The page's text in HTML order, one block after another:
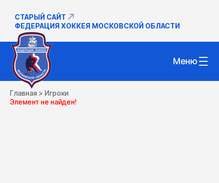
СТАРЫЙ САЙТ
ФЕДЕРАЦИЯ ХОККЕЯ МОСКОВСКОЙ ОБЛАСТИ
Меню
Главная > Игроки
Элемент не найден!